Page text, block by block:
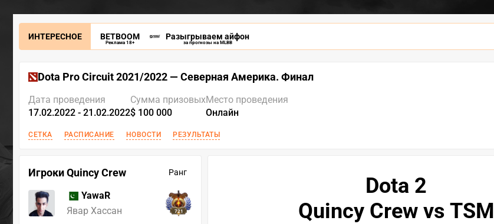
ИНТЕРЕСНОЕ BETBOOM
Реклама 18+
Разыгрываем айфон
за прогнозы на MLBB
Dota Pro Circuit 2021/2022 — Северная Америка. Финал
Дата проведения
17.02.2022 - 21.02.2022
Сумма призовых
$ 100 000
Место проведения
Онлайн
СЕТКА РАСПИСАНИЕ НОВОСТИ РЕЗУЛЬТАТЫ
Игроки Quincy Crew Ранг
YawaR
Явар Хассан
721
Dota 2
Quincy Crew vs TSM